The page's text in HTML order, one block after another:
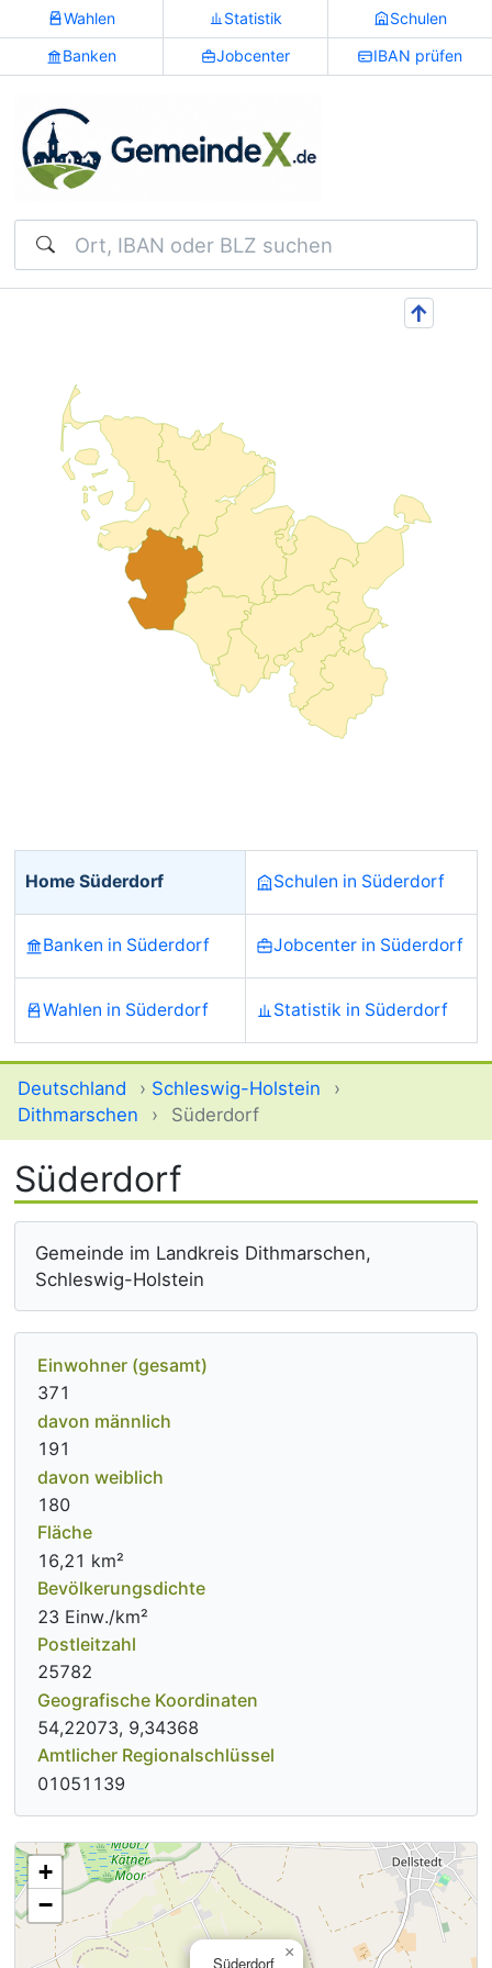
Wahlen Statistik Schulen
Banken Jobcenter IBAN prüfen
Suchen
↑
Home Süderdorf Schulen in Süderdorf
Banken in Süderdorf Jobcenter in Süderdorf
Wahlen in Süderdorf Statistik in Süderdorf
Deutschland › Schleswig-Holstein
›
Dithmarschen
› Süderdorf
Süderdorf
Gemeinde im Landkreis Dithmarschen,
Schleswig-Holstein
Einwohner (gesamt)
371
davon männlich
191
davon weiblich
180
Fläche
16,21 km²
Bevölkerungsdichte
23 Einw./km²
Postleitzahl
25782
Geografische Koordinaten
54,22073, 9,34368
Amtlicher Regionalschlüssel
01051139
Süderdorf
×
+
−